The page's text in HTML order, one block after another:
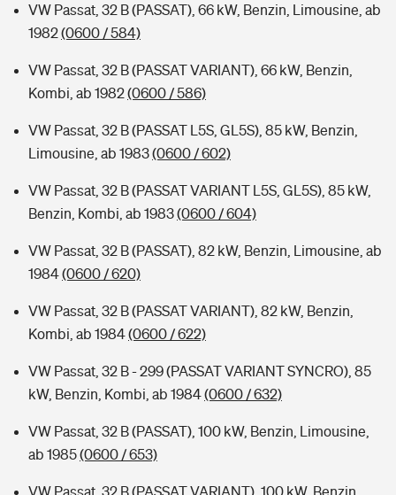
VW Passat, 32 B (PASSAT), 66 kW, Benzin, Limousine, ab
1982(0600 / 584)
VW Passat, 32 B (PASSAT VARIANT), 66 kW, Benzin,
Kombi, ab 1982(0600 / 586)
VW Passat, 32 B (PASSAT L5S, GL5S), 85 kW, Benzin,
Limousine, ab 1983(0600 / 602)
VW Passat, 32 B (PASSAT VARIANT L5S, GL5S), 85 kW,
Benzin, Kombi, ab 1983(0600 / 604)
VW Passat, 32 B (PASSAT), 82 kW, Benzin, Limousine, ab
1984(0600 / 620)
VW Passat, 32 B (PASSAT VARIANT), 82 kW, Benzin,
Kombi, ab 1984(0600 / 622)
VW Passat, 32 B - 299 (PASSAT VARIANT SYNCRO), 85
kW, Benzin, Kombi, ab 1984(0600 / 632)
VW Passat, 32 B (PASSAT), 100 kW, Benzin, Limousine,
ab 1985(0600 / 653)
VW Passat, 32 B (PASSAT VARIANT), 100 kW, Benzin,